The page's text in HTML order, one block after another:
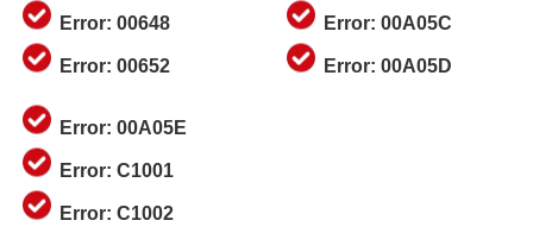
Error: 00648
Error: 00652
Error: 00A05C
Error: 00A05D
Error: 00A05E
Error: C1001
Error: C1002